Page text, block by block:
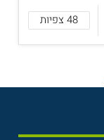
48 צפיות